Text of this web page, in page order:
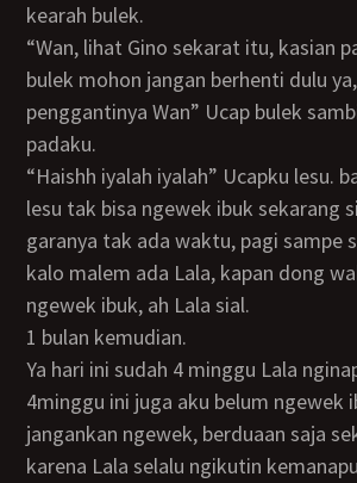
kearah bulek.
“Wan, lihat Gino sekarat itu, kasian paklekmu Wan,
bulek mohon jangan berhenti dulu
penggantinya Wan” Ucap bulek
padaku.
“Haishh iyalah iyalah” Ucapku lesu. bagaimana nggak
lesu tak bisa ngewek ibuk sekarang
garanya tak ada waktu, pagi sampe
kalo malem ada Lala, kapan dong
ngewek ibuk, ah Lala sial.
1 bulan kemudian.
Ya hari ini sudah 4 minggu Lala nginap disini dan
4minggu ini juga aku belum ngewek
jangankan ngewek, berduaan saja
karena Lala selalu ngikutin